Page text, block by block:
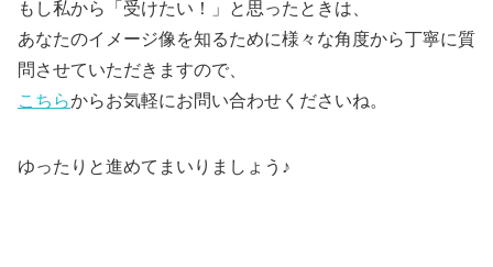
もし私から「受けたい！」と思ったときは、
あなたのイメージ像を知るために様々な角度から丁寧に質
問させていただきますので、
こちらからお気軽にお問い合わせくださいね。
ゆったりと進めてまいりましょう♪